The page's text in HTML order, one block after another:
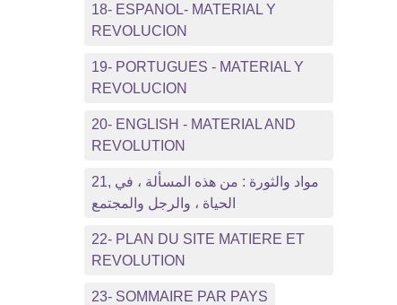
18- ESPANOL- MATERIAL Y
REVOLUCION
19- PORTUGUES - MATERIAL Y
REVOLUCION
20- ENGLISH - MATERIAL AND
REVOLUTION
21, مواد والثورة : من هذه المسألة ، في
الحياة ، والرجل والمجتمع
22- PLAN DU SITE MATIERE ET
REVOLUTION
23- SOMMAIRE PAR PAYS